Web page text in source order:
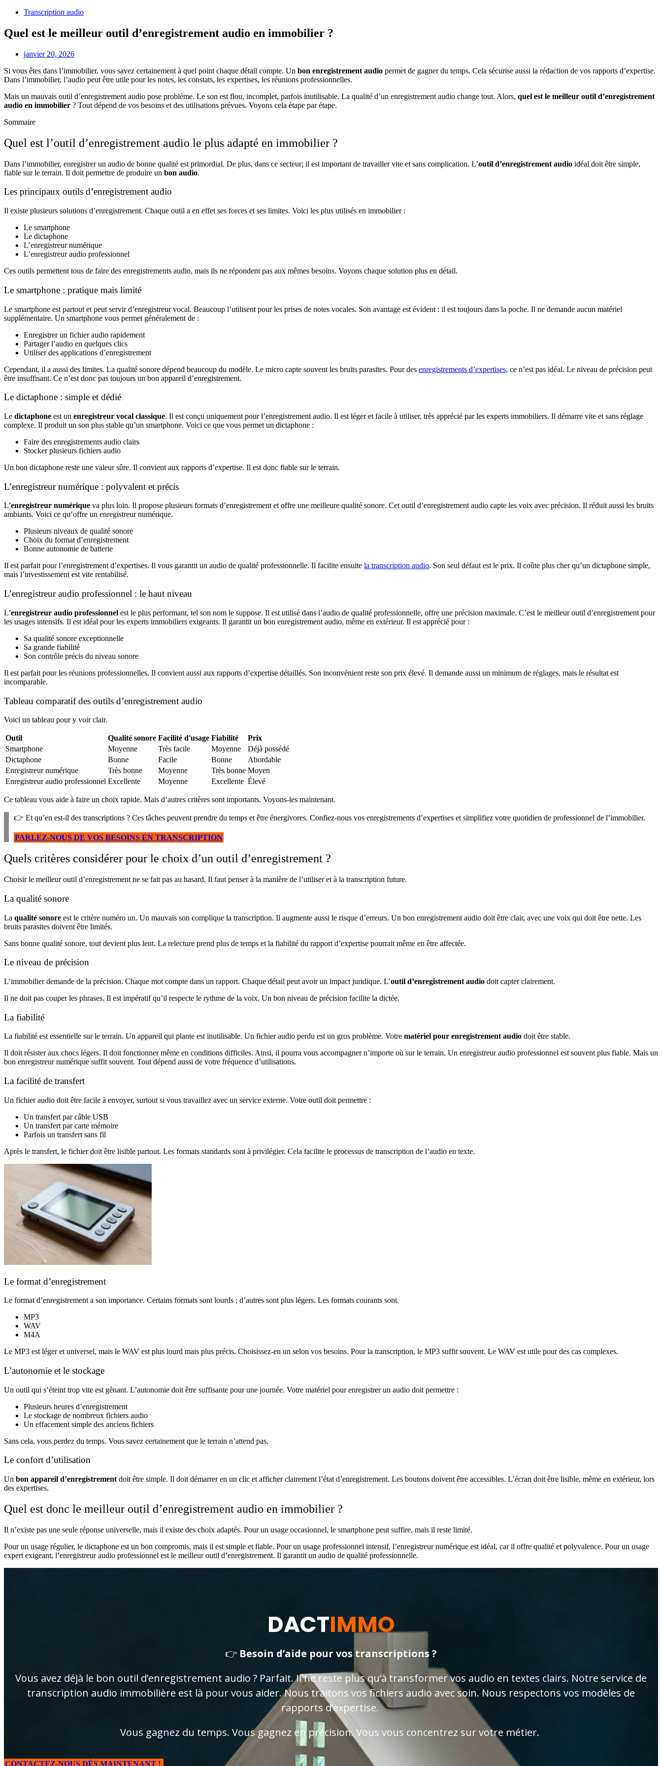
Transcription audio
Quel est le meilleur outil d’enregistrement audio en immobilier ?
janvier 20, 2026
Si vous êtes dans l’immobilier, vous savez certainement à quel point chaque détail compte. Un bon enregistrement audio permet de gagner du temps. Cela sécurise aussi la rédaction de vos rapports d’expertise.
Dans l’immobilier, l’audio peut être utile pour les notes, les constats, les expertises, les réunions professionnelles.
Mais un mauvais outil d’enregistrement audio pose problème. Le son est flou, incomplet, parfois inutilisable. La qualité d’un enregistrement audio change tout. Alors, quel est le meilleur outil d’enregistrement
audio en immobilier ? Tout dépend de vos besoins et des utilisations prévues. Voyons cela étape par étape.
Sommaire
Quel est l’outil d’enregistrement audio le plus adapté en immobilier ?
Dans l’immobilier, enregistrer un audio de bonne qualité est primordial. De plus, dans ce secteur; il est important de travailler vite et sans complication. L’outil d’enregistrement audio idéal doit être simple,
fiable sur le terrain. Il doit permettre de produire un bon audio.
Les principaux outils d’enregistrement audio
Il existe plusieurs solutions d’enregistrement. Chaque outil a en effet ses forces et ses limites. Voici les plus utilisés en immobilier :
Le smartphone
Le dictaphone
L’enregistreur numérique
L’enregistreur audio professionnel
Ces outils permettent tous de faire des enregistrements audio, mais ils ne répondent pas aux mêmes besoins. Voyons chaque solution plus en détail.
Le smartphone : pratique mais limité
Le smartphone est partout et peut servir d’enregistreur vocal. Beaucoup l’utilisent pour les prises de notes vocales. Son avantage est évident : il est toujours dans la poche. Il ne demande aucun matériel
supplémentaire. Un smartphone vous permet généralement de :
Enregistrer un fichier audio rapidement
Partager l’audio en quelques clics
Utiliser des applications d’enregistrement
Cependant, il a aussi des limites. La qualité sonore dépend beaucoup du modèle. Le micro capte souvent les bruits parasites. Pour des enregistrements d’expertises, ce n’est pas idéal. Le niveau de précision peut
être insuffisant. Ce n’est donc pas toujours un bon appareil d’enregistrement.
Le dictaphone : simple et dédié
Le dictaphone est un enregistreur vocal classique. Il est conçu uniquement pour l’enregistrement audio. Il est léger et facile à utiliser, très apprécié par les experts immobiliers. Il démarre vite et sans réglage
complexe. Il produit un son plus stable qu’un smartphone. Voici ce que vous permet un dictaphone :
Faire des enregistrements audio clairs
Stocker plusieurs fichiers audio
Un bon dictaphone reste une valeur sûre. Il convient aux rapports d’expertise. Il est donc fiable sur le terrain.
L’enregistreur numérique : polyvalent et précis
L’enregistreur numérique va plus loin. Il propose plusieurs formats d’enregistrement et offre une meilleure qualité sonore. Cet outil d’enregistrement audio capte les voix avec précision. Il réduit aussi les bruits
ambiants. Voici ce qu’offre un enregistreur numérique.
Plusieurs niveaux de qualité sonore
Choix du format d’enregistrement
Bonne autonomie de batterie
Il est parfait pour l’enregistrement d’expertises. Il vous garantit un audio de qualité professionnelle. Il facilite ensuite la transcription audio. Son seul défaut est le prix. Il coûte plus cher qu’un dictaphone simple,
mais l’investissement est vite rentabilisé.
L’enregistreur audio professionnel : le haut niveau
L’enregistreur audio professionnel est le plus performant, tel son nom le suppose. Il est utilisé dans l’audio de qualité professionnelle, offre une précision maximale. C’est le meilleur outil d’enregistrement pour
les usages intensifs. Il est idéal pour les experts immobiliers exigeants. Il garantit un bon enregistrement audio, même en extérieur. Il est apprécié pour :
Sa qualité sonore exceptionnelle
Sa grande fiabilité
Son contrôle précis du niveau sonore
Il est parfait pour les réunions professionnelles. Il convient aussi aux rapports d’expertise détaillés. Son inconvénient reste son prix élevé. Il demande aussi un minimum de réglages, mais le résultat est
incomparable.
Tableau comparatif des outils d’enregistrement audio
Voici un tableau pour y voir clair.
Outil Qualité sonore Facilité d'usage Fiabilité
Prix
Smartphone
Moyenne Très facile Moyenne
Déjà possédé
Dictaphone
Bonne Facile Bonne
Abordable
Enregistreur numérique
Très bonne Moyenne Très bonne Moyen
Enregistreur audio professionnel Excellente Moyenne Excellente Élevé
Ce tableau vous aide à faire un choix rapide. Mais d’autres critères sont importants. Voyons-les maintenant.
👉 Et qu’en est-il des transcriptions ? Ces tâches peuvent prendre du temps et être énergivores. Confiez-nous vos enregistrements d’expertises et simplifiez votre quotidien de professionnel de l’immobilier.
PARLEZ-NOUS DE VOS BESOINS EN TRANSCRIPTION
Quels critères considérer pour le choix d’un outil d’enregistrement ?
Choisir le meilleur outil d’enregistrement ne se fait pas au hasard. Il faut penser à la manière de l’utiliser et à la transcription future.
La qualité sonore
La qualité sonore est le critère numéro un. Un mauvais son complique la transcription. Il augmente aussi le risque d’erreurs. Un bon enregistrement audio doit être clair, avec une voix qui doit être nette. Les
bruits parasites doivent être limités.
Sans bonne qualité sonore, tout devient plus lent. La relecture prend plus de temps et la fiabilité du rapport d’expertise pourrait même en être affectée.
Le niveau de précision
L’immobilier demande de la précision. Chaque mot compte dans un rapport. Chaque détail peut avoir un impact juridique. L’outil d’enregistrement audio doit capter clairement.
Il ne doit pas couper les phrases. Il est impératif qu’il respecte le rythme de la voix. Un bon niveau de précision facilite la dictée.
La fiabilité
La fiabilité est essentielle sur le terrain. Un appareil qui plante est inutilisable. Un fichier audio perdu est un gros problème. Votre matériel pour enregistrement audio doit être stable.
Il doit résister aux chocs légers. Il doit fonctionner même en conditions difficiles. Ainsi, il pourra vous accompagner n’importe où sur le terrain. Un enregistreur audio professionnel est souvent plus fiable. Mais un
bon enregistreur numérique suffit souvent. Tout dépend aussi de votre fréquence d’utilisations.
La facilité de transfert
Un fichier audio doit être facile à envoyer, surtout si vous travaillez avec un service externe. Votre outil doit permettre :
Un transfert par câble USB
Un transfert par carte mémoire
Parfois un transfert sans fil
Après le transfert, le fichier doit être lisible partout. Les formats standards sont à privilégier. Cela facilite le processus de transcription de l’audio en texte.
Le format d’enregistrement
Le format d’enregistrement a son importance. Certains formats sont lourds ; d’autres sont plus légers. Les formats courants sont.
MP3
WAV
M4A
Le MP3 est léger et universel, mais le WAV est plus lourd mais plus précis. Choisissez-en un selon vos besoins. Pour la transcription, le MP3 suffit souvent. Le WAV est utile pour des cas complexes.
L’autonomie et le stockage
Un outil qui s’éteint trop vite est gênant. L’autonomie doit être suffisante pour une journée. Votre matériel pour enregistrer un audio doit permettre :
Plusieurs heures d’enregistrement
Le stockage de nombreux fichiers audio
Un effacement simple des anciens fichiers
Sans cela, vous perdez du temps. Vous savez certainement que le terrain n’attend pas.
Le confort d’utilisation
Un bon appareil d’enregistrement doit être simple. Il doit démarrer en un clic et afficher clairement l’état d’enregistrement. Les boutons doivent être accessibles. L’écran doit être lisible, même en extérieur, lors
des expertises.
Quel est donc le meilleur outil d’enregistrement audio en immobilier ?
Il n’existe pas une seule réponse universelle, mais il existe des choix adaptés. Pour un usage occasionnel, le smartphone peut suffire, mais il reste limité.
Pour un usage régulier, le dictaphone est un bon compromis, mais il est simple et fiable. Pour un usage professionnel intensif, l’enregistreur numérique est idéal, car il offre qualité et polyvalence. Pour un usage
expert exigeant, l’enregistreur audio professionnel est le meilleur outil d’enregistrement. Il garantit un audio de qualité professionnelle.
DACTIMMO
👉 Besoin d’aide pour vos transcriptions ?
Vous avez déjà le bon outil d’enregistrement audio ? Parfait. Il ne reste plus qu’à transformer vos audio en textes clairs. Notre service de
transcription audio immobilière est là pour vous aider. Nous traitons vos fichiers audio avec soin. Nous respectons vos modèles de
rapports d’expertise.
Vous gagnez du temps. Vous gagnez en précision. Vous vous concentrez sur votre métier.
CONTACTEZ-NOUS DÈS MAINTENANT !